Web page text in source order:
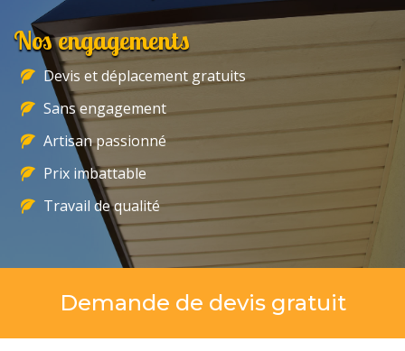
Nos engagements
Devis et déplacement gratuits
Sans engagement
Artisan passionné
Prix imbattable
Travail de qualité
Demande de devis gratuit